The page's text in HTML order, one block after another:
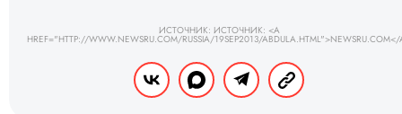
ИСТОЧНИК: ИСТОЧНИК: <A
HREF="HTTP://WWW.NEWSRU.COM/RUSSIA/19SEP2013/